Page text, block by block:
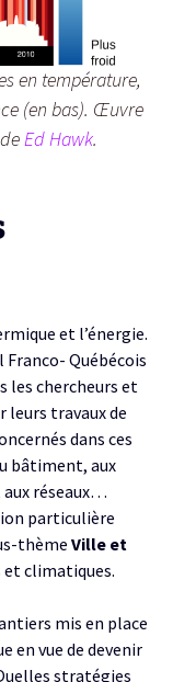
en température,
(en bas). Œuvre
Ed Hawk.
et l’énergie.
Québécois
les chercheurs et
travaux de
dans ces
bâtiment, aux
réseaux…
particulière
thème Ville et
et climatiques.
mis en place
en vue de devenir
stratégies